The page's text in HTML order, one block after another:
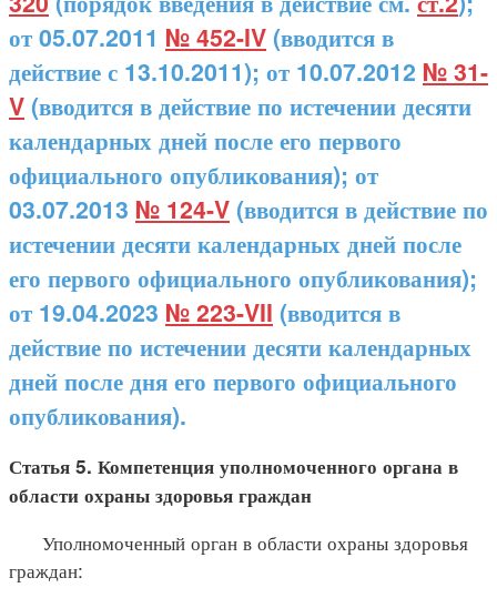
от 05.07.2011 № 452-IV (вводится в
действие с 13.10.2011); от 10.07.2012 № 31-
V (вводится в действие по истечении десяти
календарных дней после его первого
официального опубликования); от
03.07.2013 № 124-V (вводится в действие по
истечении десяти календарных дней после
его первого официального опубликования);
от 19.04.2023 № 223-VII (вводится в
действие по истечении десяти календарных
дней после дня его первого официального
опубликования).
Статья 5. Компетенция уполномоченного органа в
области охраны здоровья граждан
Уполномоченный орган в области охраны здоровья
граждан: